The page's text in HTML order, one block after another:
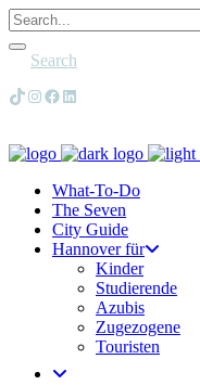
Search
TikTok
Instagram
Facebook
LinkedIn
What-To-Do
The Seven
City Guide
Hannover für
Kinder
Studierende
Azubis
Zugezogene
Touristen